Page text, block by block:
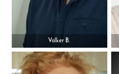
Volker B.